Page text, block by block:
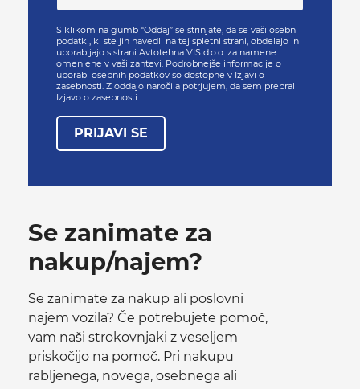
S klikom na gumb “Oddaj” se strinjate, da se vaši osebni
podatki, ki ste jih navedli na tej spletni strani, obdelajo in
uporabljajo s strani Avtotehna VIS d.o.o. za namene
omenjene v vaši zahtevi. Podrobnejše informacije o
uporabi osebnih podatkov so dostopne v Izjavi o
zasebnosti. Z oddajo naročila potrjujem, da sem prebral
Izjavo o zasebnosti.
PRIJAVI SE
Se zanimate za
nakup/najem?
Se zanimate za nakup ali poslovni
najem vozila? Če potrebujete pomoč,
vam naši strokovnjaki z veseljem
priskočijo na pomoč. Pri nakupu
rabljenega, novega, osebnega ali